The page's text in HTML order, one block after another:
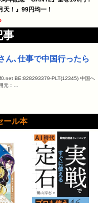
天！』99円均一！
事
ん､仕事で中国行ったら
BE:828293379-PLT(12345) 中国へ
元：…
ール本